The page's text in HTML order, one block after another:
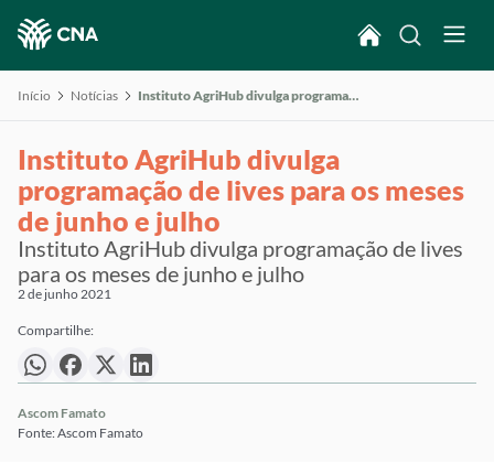
Início Notícias Instituto AgriHub divulga programação de lives para os meses de junho e julho
Instituto AgriHub divulga
programação de lives para os meses
de junho e julho
Instituto AgriHub divulga programação de lives
para os meses de junho e julho
2 de junho 2021
Compartilhe:
Ascom Famato
Fonte: Ascom Famato